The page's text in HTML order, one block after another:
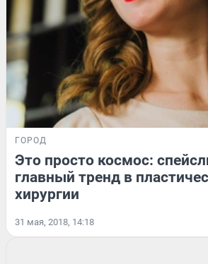
ГОРОД
Это просто космос:
главный тренд в
хирургии
31 мая, 2018, 14:18